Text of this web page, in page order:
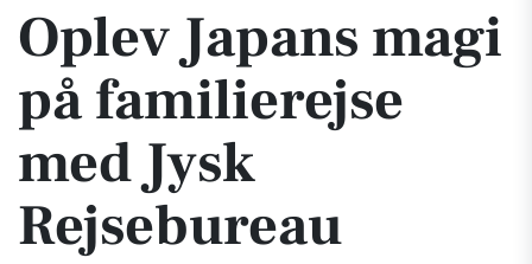
Oplev Japans magi
på familierejse
med Jysk
Rejsebureau